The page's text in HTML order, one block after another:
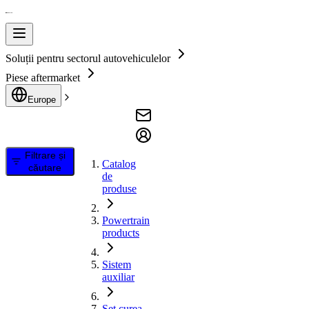
Soluții pentru sectorul autovehiculelor
Piese aftermarket
Europe
Filtrare și
căutare
Catalog
de
produse
Powertrain
products
Sistem
auxiliar